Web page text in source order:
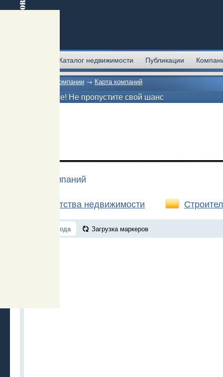
Каталог недвижимости Публикации
Компании → Карта компаний
Внимание! Не пропустите свой шанс
Карта компаний
Агентства недвижимости
Все города Загрузка маркеров